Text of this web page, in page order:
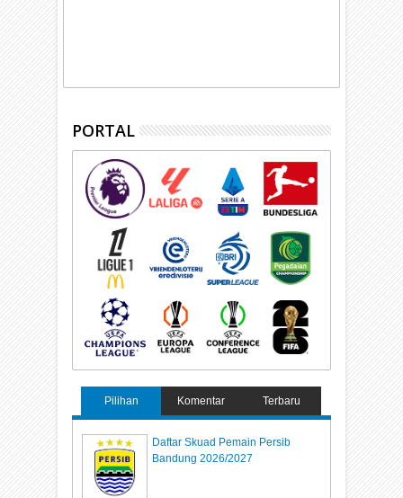
PORTAL
Pilihan Komentar Terbaru
Daftar Skuad Pemain Persib
Bandung 2026/2027